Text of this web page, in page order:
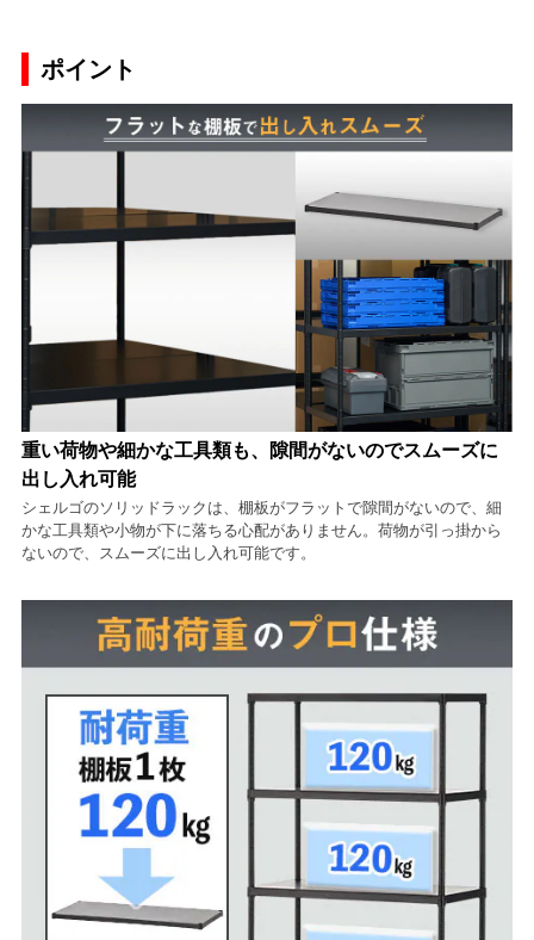
ポイント
重い荷物や細かな工具類も、隙間がないのでスムーズに
出し入れ可能
シェルゴのソリッドラックは、棚板がフラットで隙間がないので、細
かな工具類や小物が下に落ちる心配がありません。荷物が引っ掛から
ないので、スムーズに出し入れ可能です。